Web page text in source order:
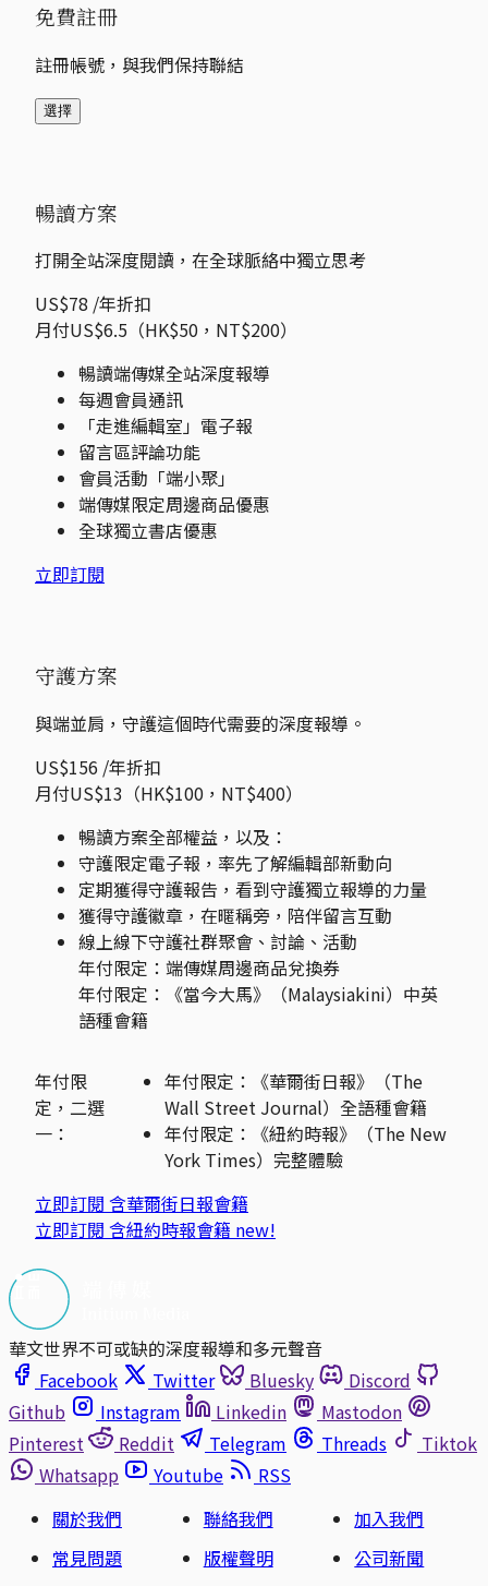
免費註冊
註冊帳號，與我們保持聯結
選擇
暢讀方案
打開全站深度閱讀，在全球脈絡中獨立思考
US$78 /年折扣
月付US$6.5（HK$50，NT$200）
暢讀端傳媒全站深度報導
每週會員通訊
「走進編輯室」電子報
留言區評論功能
會員活動「端小聚」
端傳媒限定周邊商品優惠
全球獨立書店優惠
立即訂閱
守護方案
與端並肩，守護這個時代需要的深度報導。
US$156 /年折扣
月付US$13（HK$100，NT$400）
暢讀方案全部權益，以及：
守護限定電子報，率先了解編輯部新動向
定期獲得守護報告，看到守護獨立報導的力量
獲得守護徽章，在暱稱旁，陪伴留言互動
線上線下守護社群聚會、討論、活動
年付限定：端傳媒周邊商品兌換券
年付限定：《當今大馬》（Malaysiakini）中英
語種會籍
年付限
定，二選
一：
年付限定：《華爾街日報》（The
Wall Street Journal）全語種會籍
年付限定：《紐約時報》（The New
York Times）完整體驗
立即訂閱 含華爾街日報會籍
立即訂閱 含紐約時報會籍 new!
華文世界不可或缺的深度報導和多元聲音
Facebook
Twitter Bluesky
Discord
Github
Instagram Linkedin
Mastodon
Pinterest
Reddit Telegram Threads
Tiktok
Whatsapp
Youtube
RSS
關於我們
聯絡我們
加入我們
常見問題
版權聲明 公司新聞